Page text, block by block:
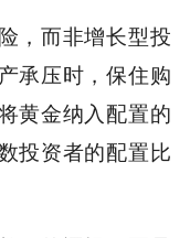
，而非增长型投
承压时，保住购
黄金纳入配置的
投资者的配置比